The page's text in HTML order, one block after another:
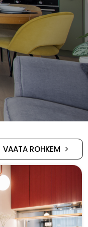
VAATA ROHKEM